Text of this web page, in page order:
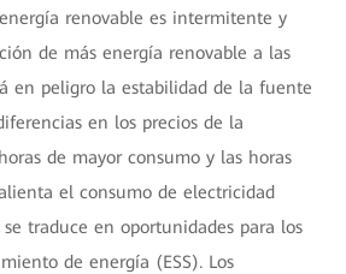
renovable es intermitente y
de más energía renovable a las
en peligro la estabilidad de la fuente
en los precios de la
de mayor consumo y las horas
el consumo de electricidad
se traduce en oportunidades para los
de energía (ESS). Los